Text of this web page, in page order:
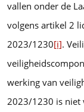
vallen onder de
volgens artikel 2
2023/1230[i].
werking van
2023/1230 is niet